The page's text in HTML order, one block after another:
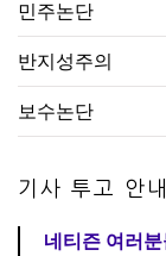
민주논단
반지성주의
보수논단
기사 투고 안내
네티즌 여러